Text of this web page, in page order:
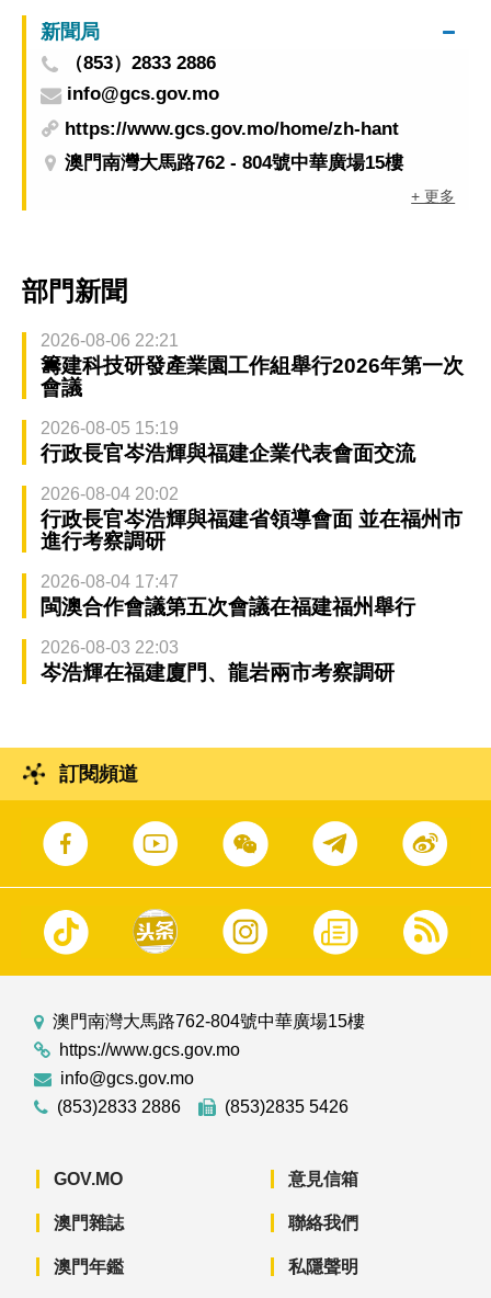
遇
新聞局
（853）2833 2886
info@gcs.gov.mo
https://www.gcs.gov.mo/home/zh-hant
澳門南灣大馬路762 - 804號中華廣場15樓
+ 更多
部門新聞
2026-08-06 22:21
籌建科技研發產業園工作組舉行2026年第一次
會議
2026-08-05 15:19
行政長官岑浩輝與福建企業代表會面交流
2026-08-04 20:02
行政長官岑浩輝與福建省領導會面 並在福州市
進行考察調研
2026-08-04 17:47
閩澳合作會議第五次會議在福建福州舉行
2026-08-03 22:03
岑浩輝在福建廈門、龍岩兩市考察調研
訂閱頻道
澳門南灣大馬路762-804號中華廣場15樓
https://www.gcs.gov.mo
info@gcs.gov.mo
(853)2833 2886
(853)2835 5426
GOV.MO
澳門雜誌
澳門年鑑
意見信箱
聯絡我們
私隱聲明